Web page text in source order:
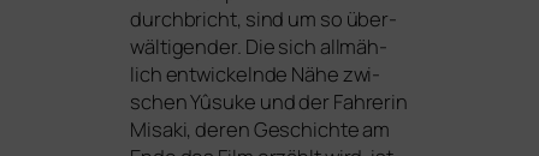
durch­bricht, sind um so über­
wäl­ti­gen­der. Die sich all­mäh­
lich ent­wi­ckeln­de Nähe zwi­
schen Yûsuke und der Fahrerin
Misaki, deren Geschichte am